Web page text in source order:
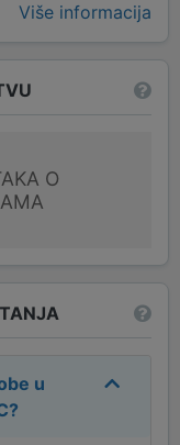
Više informacija
O
u
?